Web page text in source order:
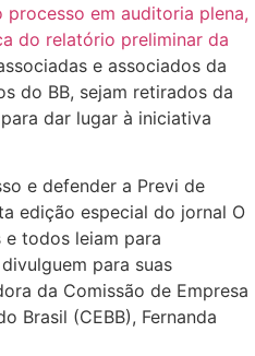
processo em auditoria plena,
do relatório preliminar da
e associados da
do BB, sejam retirados da
dar lugar à iniciativa
e defender a Previ de
edição especial do jornal O
e todos leiam para
para suas
da Comissão de Empresa
Brasil (CEBB), Fernanda